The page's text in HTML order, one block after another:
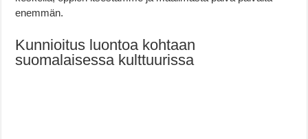
enemmän.
Kunnioitus luontoa kohtaan
suomalaisessa kulttuurissa